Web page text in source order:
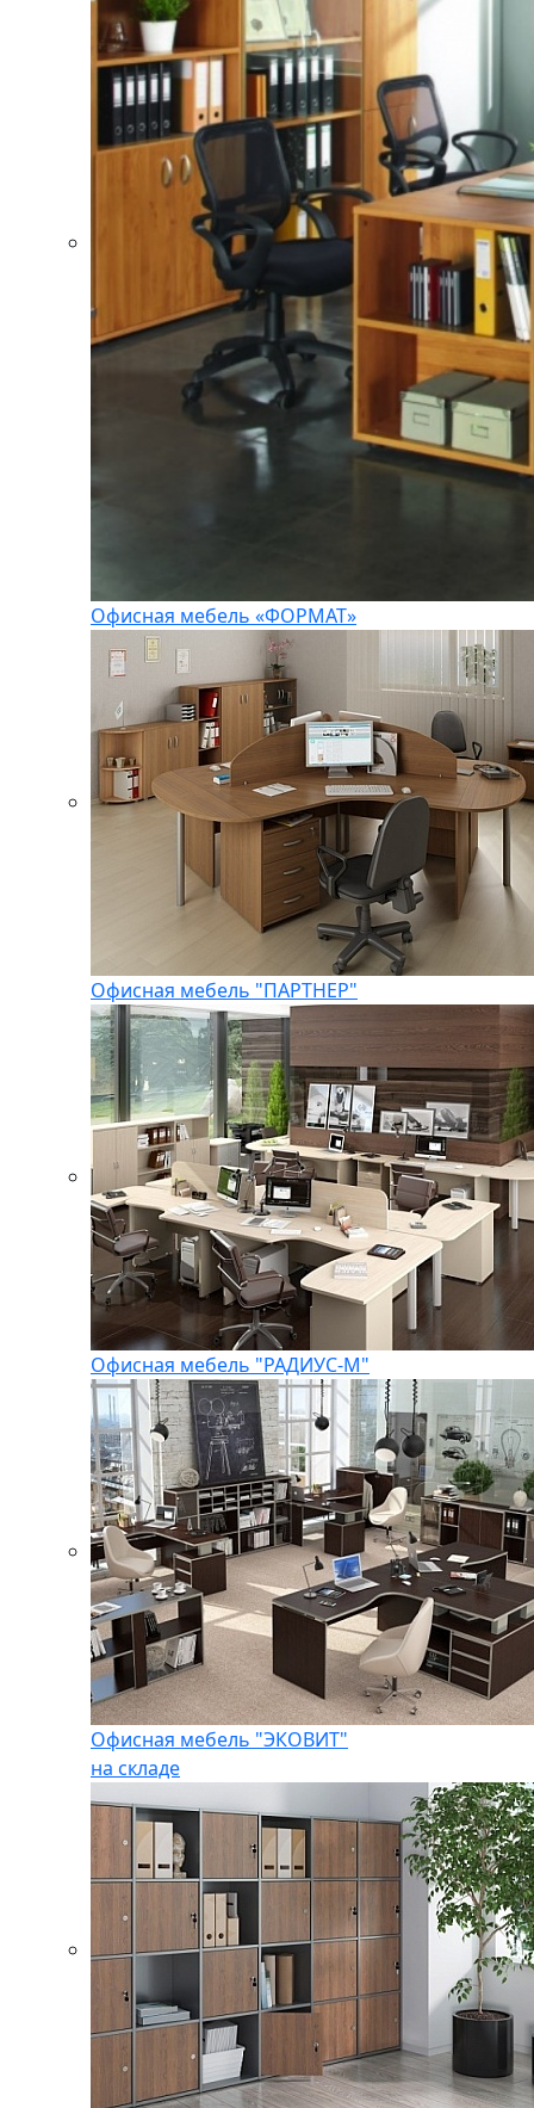
Офисная мебель «ФОРМАТ»
Офисная мебель "ПАРТНЕР"
Офисная мебель "РАДИУС-М"
Офисная мебель "ЭКОВИТ"
на складе